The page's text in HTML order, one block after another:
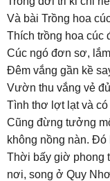
Và bài Trồng hoa
Thích trồng hoa cúc
Cúc ngó đơn sơ,
Đêm vắng gần kề
Vườn thu vắng vẻ
Tình thơ lợt lạt và có
Cũng đừng tưởng
không nồng nàn.
Thời bấy giờ phong
nơi, song ở Quy